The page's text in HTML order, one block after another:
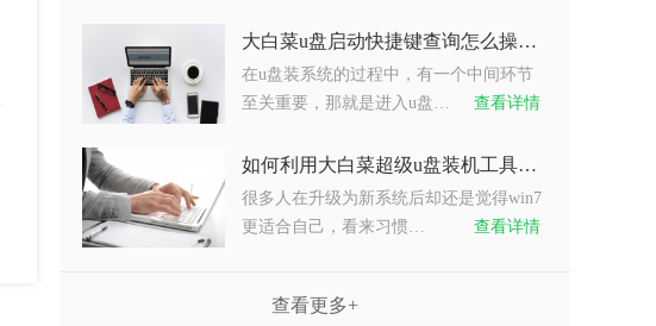
大白菜u盘启动快捷键查询怎么操作？
在u盘装系统的过程中，有一个中间环节
至关重要，那就是进入u盘…
查看详情
如何利用大白菜超级u盘装机工具重装系统win7？
很多人在升级为新系统后却还是觉得win7
更适合自己，看来习惯…
查看详情
查看更多+